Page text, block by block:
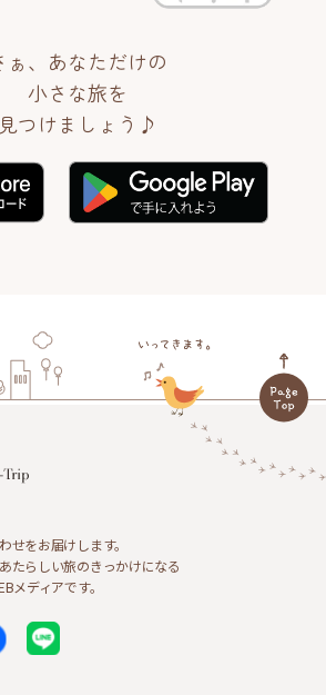
ぁ、あなただけの
小さな旅を
見つけましょう♪
せをお届けします。
たらしい旅のきっかけになる
メディアです。